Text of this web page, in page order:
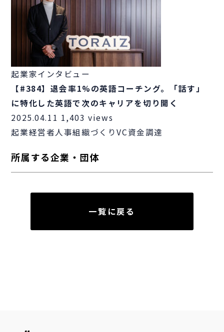
起業家インタビュー
【#384】退会率1%の英語コーチング。「話す」
に特化した英語で次のキャリアを切り開く
2025.04.11 1,403 views
起業経営者人事組織づくりVC資金調達
所属する企業・団体
一覧に戻る